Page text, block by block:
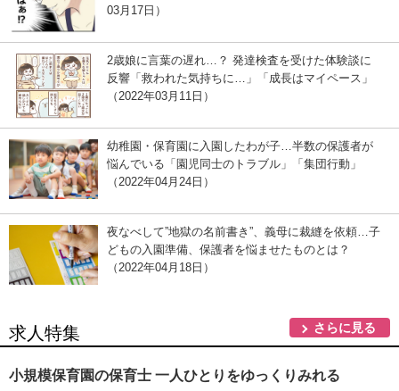
03月17日）
2歳娘に言葉の遅れ…？ 発達検査を受けた体験談に
反響「救われた気持ちに…」「成長はマイペース」
（2022年03月11日）
幼稚園・保育園に入園したわが子…半数の保護者が
悩んでいる「園児同士のトラブル」「集団行動」
（2022年04月24日）
夜なべして”地獄の名前書き”、義母に裁縫を依頼…子
どもの入園準備、保護者を悩ませたものとは？
（2022年04月18日）
求人特集 さらに見る
小規模保育園の保育士 一人ひとりをゆっくりみれる